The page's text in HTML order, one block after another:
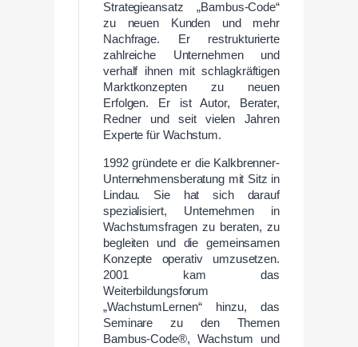
Strategieansatz „Bambus-Code“
zu neuen Kunden und mehr
Nachfrage. Er restrukturierte
zahlreiche Unternehmen und
verhalf ihnen mit schlagkräftigen
Marktkonzepten zu neuen
Erfolgen. Er ist Autor, Berater,
Redner und seit vielen Jahren
Experte für Wachstum.
1992 gründete er die Kalkbrenner-
Unternehmensberatung mit Sitz in
Lindau. Sie hat sich darauf
spezialisiert, Unternehmen in
Wachstumsfragen zu beraten, zu
begleiten und die gemeinsamen
Konzepte operativ umzusetzen.
2001 kam das
Weiterbildungsforum
„WachstumLernen“ hinzu, das
Seminare zu den Themen
Bambus-Code®, Wachstum und